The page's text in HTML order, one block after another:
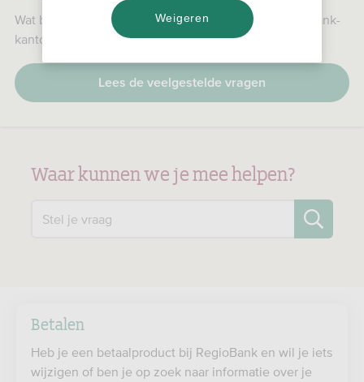
Wat betekent dat voor jou, je producten en je RegioBank-
kantoor?
Lees de veelgestelde vragen
Waar kunnen we je mee helpen?
Stel je vraag
Betalen
Heb je een betaalproduct bij RegioBank en wil je iets
wijzigen of ben je op zoek naar informatie over je
Weigeren